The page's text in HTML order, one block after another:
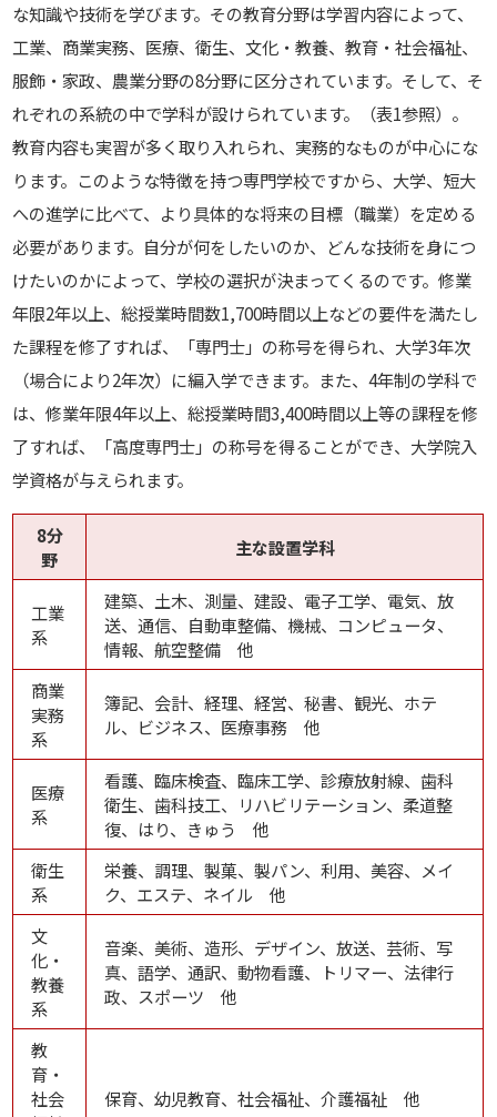
な知識や技術を学びます。その教育分野は学習内容によって、
工業、商業実務、医療、衛生、文化・教養、教育・社会福祉、
服飾・家政、農業分野の8分野に区分されています。そして、そ
れぞれの系統の中で学科が設けられています。（表1参照）。
教育内容も実習が多く取り入れられ、実務的なものが中心にな
ります。このような特徴を持つ専門学校ですから、大学、短大
への進学に比べて、より具体的な将来の目標（職業）を定める
必要があります。自分が何をしたいのか、どんな技術を身につ
けたいのかによって、学校の選択が決まってくるのです。修業
年限2年以上、総授業時間数1,700時間以上などの要件を満たし
た課程を修了すれば、「専門士」の称号を得られ、大学3年次
（場合により2年次）に編入学できます。また、4年制の学科で
は、修業年限4年以上、総授業時間3,400時間以上等の課程を修
了すれば、「高度専門士」の称号を得ることができ、大学院入
学資格が与えられます。
8分
野
主な設置学科
工業
系
建築、土木、測量、建設、電子工学、電気、放
送、通信、自動車整備、機械、コンピュータ、
情報、航空整備 他
商業
実務
系
簿記、会計、経理、経営、秘書、観光、ホテ
ル、ビジネス、医療事務 他
医療
系
看護、臨床検査、臨床工学、診療放射線、歯科
衛生、歯科技工、リハビリテーション、柔道整
復、はり、きゅう 他
衛生
系
栄養、調理、製菓、製パン、利用、美容、メイ
ク、エステ、ネイル 他
文
化・
教養
系
音楽、美術、造形、デザイン、放送、芸術、写
真、語学、通訳、動物看護、トリマー、法律行
政、スポーツ 他
教
育・
社会
保育、幼児教育、社会福祉、介護福祉 他